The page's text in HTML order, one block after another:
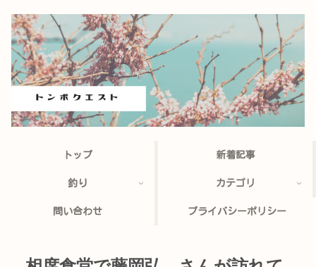
トップ 新着記事
釣り カテゴリ
問い合わせ プライバシーポリシー